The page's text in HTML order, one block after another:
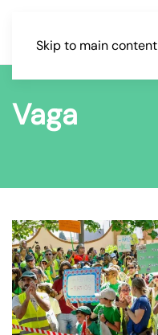
Skip to main content
Vaga